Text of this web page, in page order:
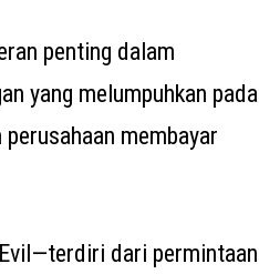
penting dalam
yang melumpuhkan pada
membayar
dari permintaan